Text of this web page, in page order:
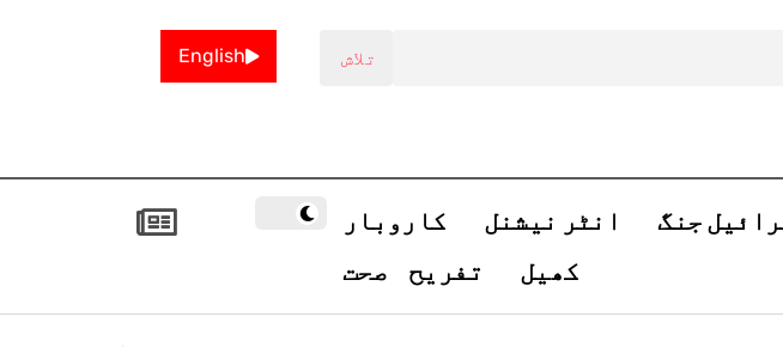
English
جنگ انٹر نیشنل
کاروبار
کھیل
تفریح صحت